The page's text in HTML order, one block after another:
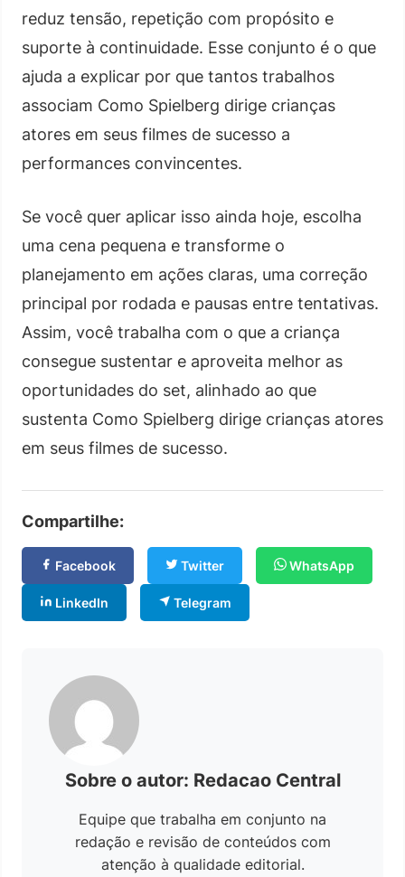
reduz tensão, repetição com propósito e
suporte à continuidade. Esse conjunto é o que
ajuda a explicar por que tantos trabalhos
associam Como Spielberg dirige crianças
atores em seus filmes de sucesso a
performances convincentes.
Se você quer aplicar isso ainda hoje, escolha
uma cena pequena e transforme o
planejamento em ações claras, uma correção
principal por rodada e pausas entre tentativas.
Assim, você trabalha com o que a criança
consegue sustentar e aproveita melhor as
oportunidades do set, alinhado ao que
sustenta Como Spielberg dirige crianças atores
em seus filmes de sucesso.
Compartilhe:
Facebook Twitter WhatsApp
LinkedIn Telegram
Sobre o autor: Redacao Central
Equipe que trabalha em conjunto na
redação e revisão de conteúdos com
atenção à qualidade editorial.